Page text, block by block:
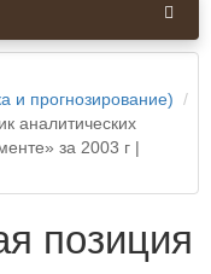
и прогнозирование)
аналитических
за 2003 г |
позиция